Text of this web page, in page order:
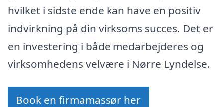
hvilket i sidste ende kan have en positiv
indvirkning på din virksoms succes. Det er
en investering i både medarbejderes og
virksomhedens velvære i Nørre Lyndelse.
Book en firmamassør her